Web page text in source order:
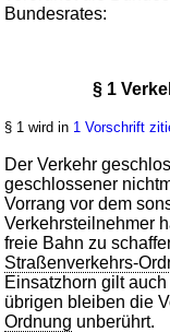
Bundesrates:
§ 1
§ 1 wird in 1 Vorschrift
Der Verkehr
geschlossener
Vorrang vor dem
Verkehrsteilnehmer
freie Bahn zu
Straßenverkehrs-
Einsatzhorn gilt
übrigen bleiben die
Ordnung unberührt.